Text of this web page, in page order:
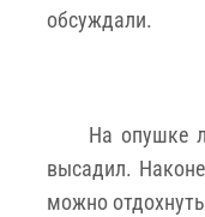
обсуждали.
На опушке
высадил.
можно